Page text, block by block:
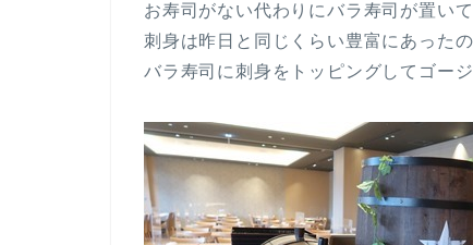
お寿司がない代わりにバラ寿司が置い
刺身は昨日と同じくらい豊富にあった
バラ寿司に刺身をトッピングしてゴー